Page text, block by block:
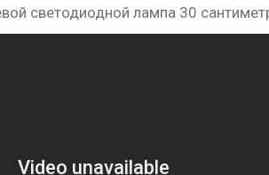
светодиодной лампа 30